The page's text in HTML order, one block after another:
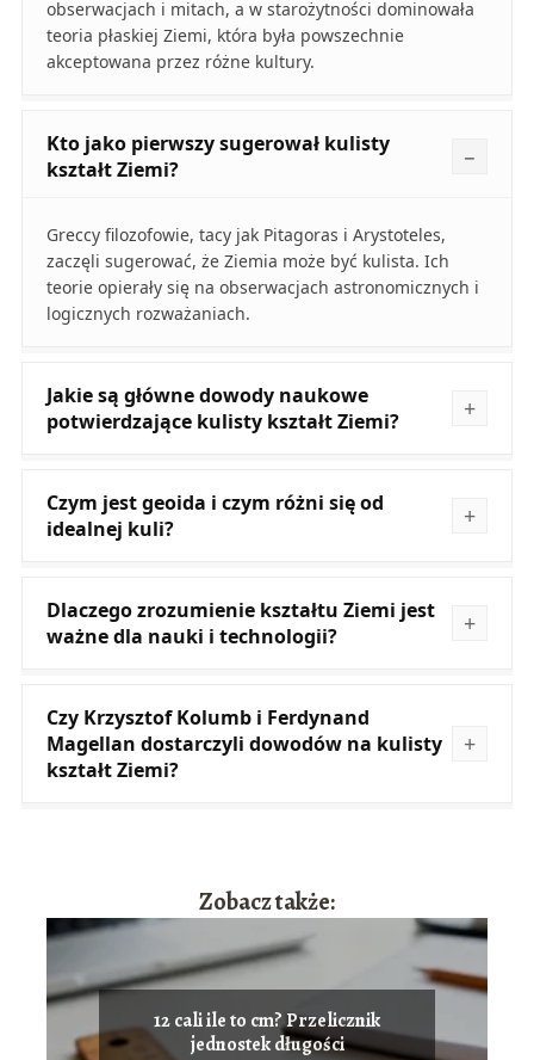
obserwacjach i mitach, a w starożytności dominowała
teoria płaskiej Ziemi, która była powszechnie
akceptowana przez różne kultury.
Kto jako pierwszy sugerował kulisty
kształt Ziemi?
Greccy filozofowie, tacy jak Pitagoras i Arystoteles,
zaczęli sugerować, że Ziemia może być kulista. Ich
teorie opierały się na obserwacjach astronomicznych i
logicznych rozważaniach.
Jakie są główne dowody naukowe
potwierdzające kulisty kształt Ziemi?
Czym jest geoida i czym różni się od
idealnej kuli?
Dlaczego zrozumienie kształtu Ziemi jest
ważne dla nauki i technologii?
Czy Krzysztof Kolumb i Ferdynand
Magellan dostarczyli dowodów na kulisty
kształt Ziemi?
Zobacz także:
12 cali ile to cm? Przelicznik
jednostek długości